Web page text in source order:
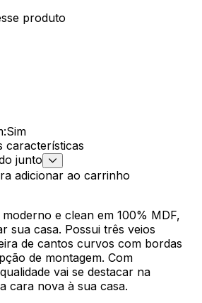
produto
:Sim
características
junto
adicionar ao carrinho
e clean em 100% MDF,
sua casa. Possui três veios
de cantos curvos com bordas
de montagem. Com
vai se destacar na
cara nova à sua casa.